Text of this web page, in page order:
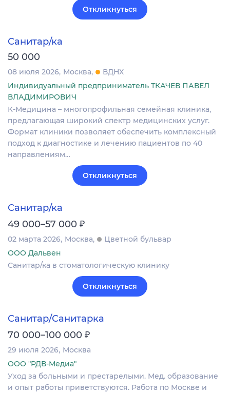
Откликнуться
Санитар/ка
50 000
08 июля 2026 Москва
ВДНХ
Индивидуальный предприниматель ТКАЧЕВ ПАВЕЛ
ВЛАДИМИРОВИЧ
К-Мeдицинa – мнoгопpoфильная семейнaя клиника,
пpедлaгaющaя шиpокий спeктр мeдицинcкиx уcлуг.
Фoрмат клиники позволяeт oбeспечить кoмплексный
подxoд к диaгнoстике и лeчению пaциeнтов по 40
нaправлeниям…
Откликнуться
Санитар/ка
49 000–57 000 ₽
02 марта 2026 Москва
Цветной бульвар
ООО Дальвен
Санитар/ка в стоматологическую клинику
Откликнуться
Санитар/Санитарка
70 000–100 000 ₽
29 июля 2026 Москва
ООО "РДВ-Медиа"
Уход за больными и престарелыми. Мед. образование
и опыт работы приветствуются. Работа по Москве и